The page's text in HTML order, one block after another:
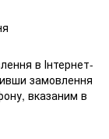
в Інтернет-
замовлення
вказаним в